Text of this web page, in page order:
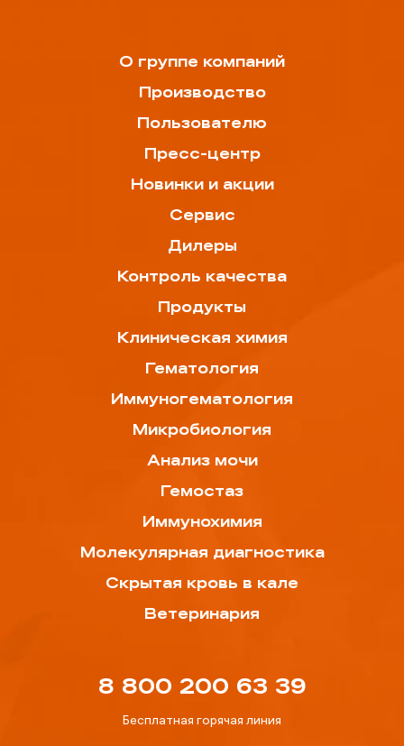
О группе компаний
Производство
Пользователю
Пресс-центр
Новинки и акции
Сервис
Дилеры
Контроль качества
Продукты
Клиническая химия
Гематология
Иммуногематология
Микробиология
Анализ мочи
Гемостаз
Иммунохимия
Молекулярная диагностика
Скрытая кровь в кале
Ветеринария
8 800 200 63 39
Бесплатная горячая линия